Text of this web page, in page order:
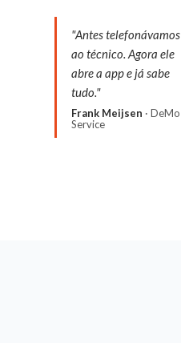
"Antes telefonávamos
ao técnico. Agora ele
abre a app e já sabe
tudo."
Frank Meijsen · DeMo
Service